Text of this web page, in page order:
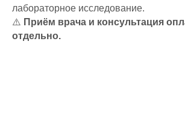
лабораторное исследование.
⚠️ Приём врача и консультация
отдельно.